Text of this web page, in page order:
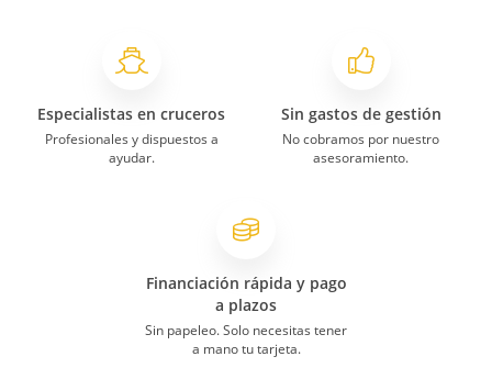
Especialistas en cruceros
Profesionales y dispuestos a
ayudar.
Sin gastos de gestión
No cobramos por nuestro
asesoramiento.
Financiación rápida y pago
a plazos
Sin papeleo. Solo necesitas tener
a mano tu tarjeta.